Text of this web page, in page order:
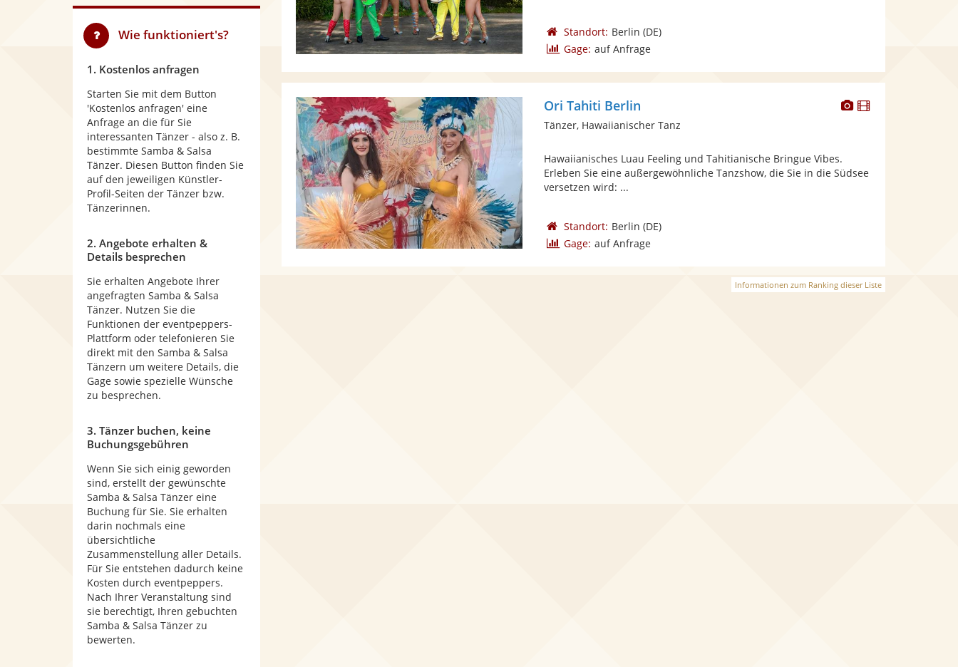
Standort: Berlin (DE)
Gage: auf Anfrage
DieserDieser
Ori Tahiti Berlin
Tänzer, Hawaiianischer Tanz
Hawaiianisches Luau Feeling und Tahitianische Bringue Vibes.
Erleben Sie eine außergewöhnliche Tanzshow, die Sie in die Südsee
versetzen wird: ...
Standort: Berlin (DE)
Gage: auf Anfrage
Informationen zum Ranking dieser Liste
Wie funktioniert's?
1. Kostenlos anfragen
Starten Sie mit dem Button
'Kostenlos anfragen' eine
Anfrage an die für Sie
interessanten Tänzer - also z. B.
bestimmte Samba & Salsa
Tänzer. Diesen Button finden Sie
auf den jeweiligen Künstler-
Profil-Seiten der Tänzer bzw.
Tänzerinnen.
2. Angebote erhalten &
Details besprechen
Sie erhalten Angebote Ihrer
angefragten Samba & Salsa
Tänzer. Nutzen Sie die
Funktionen der eventpeppers-
Plattform oder telefonieren Sie
direkt mit den Samba & Salsa
Tänzern um weitere Details, die
Gage sowie spezielle Wünsche
zu besprechen.
3. Tänzer buchen, keine
Buchungsgebühren
Wenn Sie sich einig geworden
sind, erstellt der gewünschte
Samba & Salsa Tänzer eine
Buchung für Sie. Sie erhalten
darin nochmals eine
übersichtliche
Zusammenstellung aller Details.
Für Sie entstehen dadurch keine
Kosten durch eventpeppers.
Nach Ihrer Veranstaltung sind
sie berechtigt, Ihren gebuchten
Samba & Salsa Tänzer zu
bewerten.